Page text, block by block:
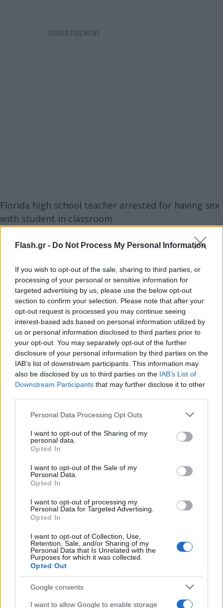
Flash.gr - Do Not Process My Personal Information
If you wish to opt-out of the sale, sharing to third parties, or
processing of your personal or sensitive information for
targeted advertising by us, please use the below opt-out
section to confirm your selection. Please note that after your
opt-out request is processed you may continue seeing
interest-based ads based on personal information utilized by
us or personal information disclosed to third parties prior to
your opt-out. You may separately opt-out of the further
disclosure of your personal information by third parties on the
IAB’s list of downstream participants. This information may
also be disclosed by us to third parties on the IAB’s List of
Downstream Participants that may further disclose it to other
Please note that this website/app uses one or more Google
not limited to your visit or usage behaviour. You may click to
grant or deny consent to Google and its third-party tags to
use your data for below specified purposes in below Google
consent section.
Personal Data Processing Opt Outs
I want to opt-out of the Sharing of my
personal data.
Opted In
I want to opt-out of the Sale of my
Personal Data.
Opted In
I want to opt-out of processing my
Personal Data for Targeted Advertising.
Opted In
I want to opt-out of Collection, Use,
Retention, Sale, and/or Sharing of my
Personal Data that Is Unrelated with the
Purposes for which it was collected.
Opted Out
Google consents
I want to allow Google to enable storage
Florida high school teacher arrested for having sex
with student in classroom
https://t.co/qOqQhg3Z6G
pic.twitter.com/RNkFtTx06G
Ο ανώνυμος πληροφοριοδότης είπε στις αρχές ότι
η φερόμενη σχέση ξεκίνησε τον Σεπτέμβριο του
2024 με μηνύματα σεξουαλικού περιεχομένου.
Τις εβδομάδες που προηγήθηκαν της σύλληψης της
Άντερσον, η σχέση «φούντωσε» και υπήρξαν
«πολλαπλές περιπτώσεις σεξουαλικής
δραστηριότητας».
παράνομης σεξουαλικής δραστηριότητας με
ανήλικο. Αφέθηκε ελεύθερη την επόμενη μέρα της
σύλληψης, αφού ο δικαστής όρισε την εγγύησή της
από τις τρεις κατηγορίες.